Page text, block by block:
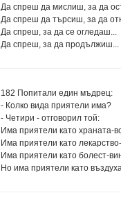
Да спреш да мислиш, за да
Да спреш да търсиш, за да
Да спреш, за да се огледаш...
Да спреш, за да продължиш...
182 Попитали един мъдрец:
- Колко вида приятели има?
- Четири - отговорил той:
Има приятели като храната-
Има приятели като
Има приятели като болест-
Но има приятели като